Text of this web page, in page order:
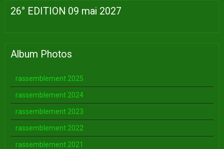
26° EDITION 09 mai 2027
Album Photos
rassemblement 2025
rassemblement 2024
rassemblement 2023
rassemblement 2022
rassemblement 2021